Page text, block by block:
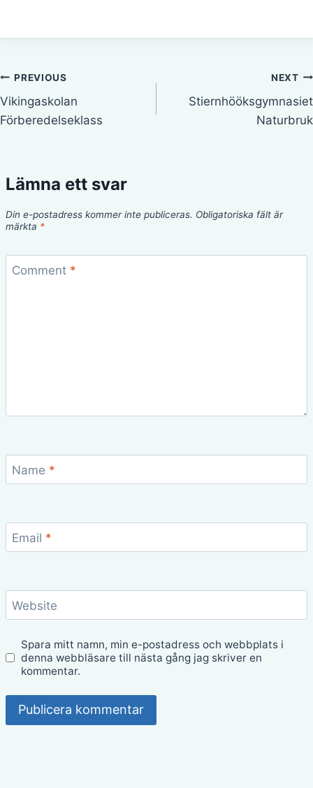
Inläggsnavigering
PREVIOUS
Vikingaskolan
Förberedelseklass
NEXT
Stiernhööksgymnasiet
Naturbruk
Lämna ett svar
Din e-postadress kommer inte publiceras. Obligatoriska fält är
märkta *
Comment *
Name *
Email *
Website
Spara mitt namn, min e-postadress och webbplats i
denna webbläsare till nästa gång jag skriver en
kommentar.